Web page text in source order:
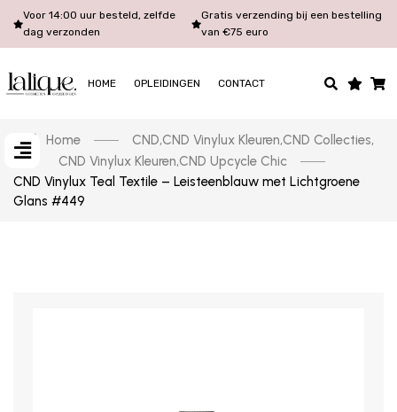
Voor 14:00 uur besteld, zelfde
dag verzonden
Gratis verzending bij een bestelling
van €75 euro
HOME OPLEIDINGEN CONTACT
Home CND,CND Vinylux Kleuren,CND Collecties,
CND Vinylux Kleuren,CND Upcycle Chic
CND Vinylux Teal Textile – Leisteenblauw met Lichtgroene
Glans #449